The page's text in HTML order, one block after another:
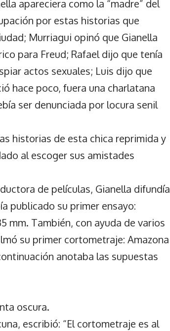
apareciera como la “madre” del
por estas historias que
Murriagui opinó que Gianella
para Freud; Rafael dijo que tenía
actos sexuales; Luis dijo que
hace poco, fuera una charlatana
ser denunciada por locura senil
de esta chica reprimida y
al escoger sus amistades
de películas, Gianella difundía
publicado su primer ensayo:
mm. También, con ayuda de varios
su primer cortometraje: Amazona
anotaba las supuestas
oscura.
escribió: “El cortometraje es al